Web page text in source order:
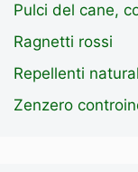
Pulci del cane,
Ragnetti rossi
Repellenti
Zenzero